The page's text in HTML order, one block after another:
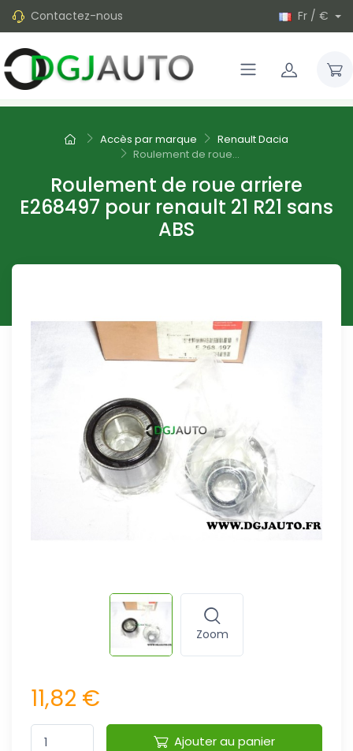
Contactez-nous Fr / €
Accès par marque
Renault Dacia
Roulement de roue...
Roulement de roue arriere
E268497 pour renault 21 R21 sans
ABS
Zoom
11,82 €
Ajouter au panier